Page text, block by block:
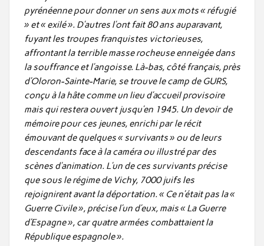
pyrénéenne pour donner un sens aux mots « réfugié
» et « exilé ». D’autres l’ont fait 80 ans auparavant,
fuyant les troupes franquistes victorieuses,
affrontant la terrible masse rocheuse enneigée dans
la souffrance et l’angoisse. Là-bas, côté français, près
d’Oloron-Sainte-Marie, se trouve le camp de GURS,
conçu à la hâte comme un lieu d’accueil provisoire
mais qui restera ouvert jusqu’en 1945. Un devoir de
mémoire pour ces jeunes, enrichi par le récit
émouvant de quelques « survivants » ou de leurs
descendants face à la caméra ou illustré par des
scènes d’animation. L’un de ces survivants précise
que sous le régime de Vichy, 7000 juifs les
rejoignirent avant la déportation. « Ce n’était pas la «
Guerre Civile », précise l’un d’eux, mais « La Guerre
d’Espagne », car quatre armées combattaient la
République espagnole ».